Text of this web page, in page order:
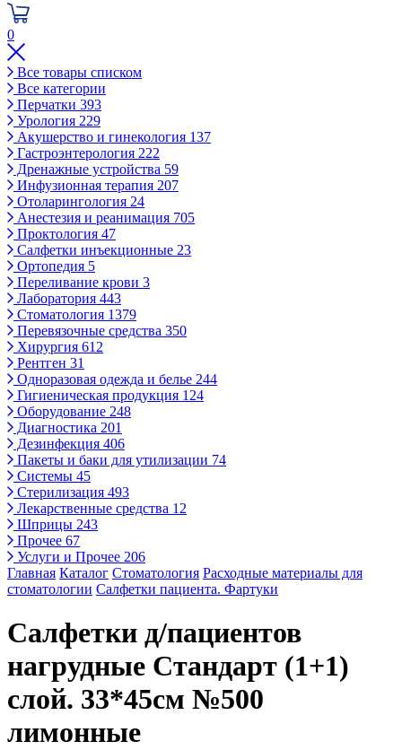
0
Все товары списком
Все категории
Перчатки 393
Урология 229
Акушерство и гинекология 137
Гастроэнтерология 222
Дренажные устройства 59
Инфузионная терапия 207
Отоларингология 24
Анестезия и реанимация 705
Проктология 47
Салфетки инъекционные 23
Ортопедия 5
Переливание крови 3
Лаборатория 443
Стоматология 1379
Перевязочные средства 350
Хирургия 612
Рентген 31
Одноразовая одежда и белье 244
Гигиеническая продукция 124
Оборудование 248
Диагностика 201
Дезинфекция 406
Пакеты и баки для утилизации 74
Системы 45
Стерилизация 493
Лекарственные средства 12
Шприцы 243
Прочее 67
Услуги и Прочее 206
Главная Каталог Стоматология Расходные материалы для
стоматологии Салфетки пациента. Фартуки
Салфетки д/пациентов
нагрудные Стандарт (1+1)
слой. 33*45см №500
лимонные